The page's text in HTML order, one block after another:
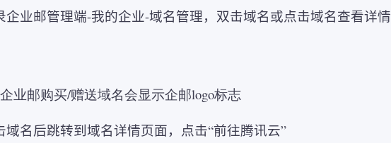
企业邮管理端-我的企业-域名管理，双击域名或点击域名查看详情
业邮购买/赠送域名会显示企邮logo标志
域名后跳转到域名详情页面，点击“前往腾讯云”